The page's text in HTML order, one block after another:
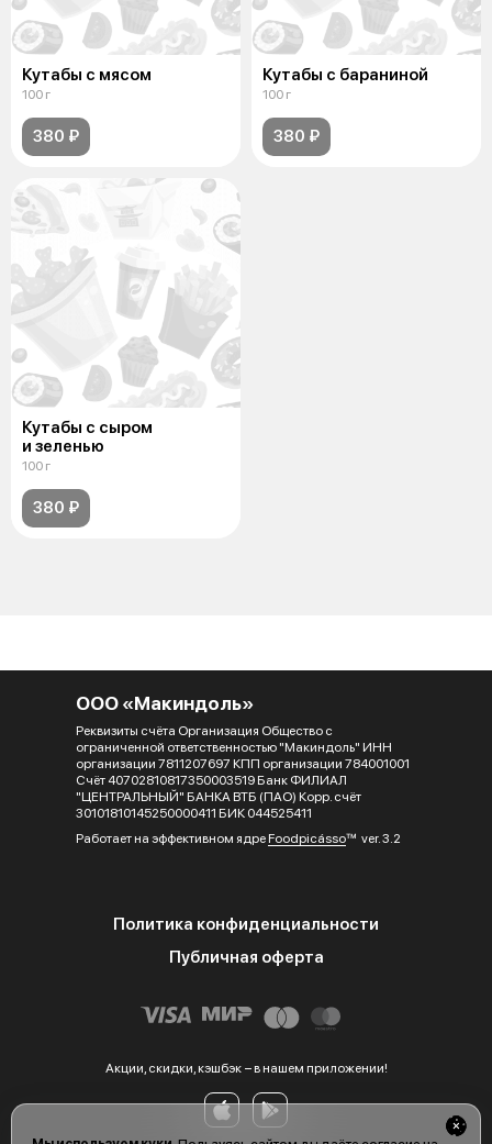
Кутабы с мясом
100 г
380 ₽
Кутабы с бараниной
100 г
380 ₽
Кутабы с сыром
и зеленью
100 г
380 ₽
ООО «Макиндоль»
Реквизиты счёта Организация Общество с
ограниченной ответственностью "Макиндоль" ИНН
организации 7811207697 КПП организации 784001001
Счёт 40702810817350003519 Банк ФИЛИАЛ
"ЦЕНТРАЛЬНЫЙ" БАНКА ВТБ (ПАО) Корр. счёт
30101810145250000411 БИК 044525411
Работает на эффективном ядреFoodpicássover. 3.2
Политика конфиденциальности
Публичная оферта
Акции, скидки, кэшбэк − в нашем приложении!